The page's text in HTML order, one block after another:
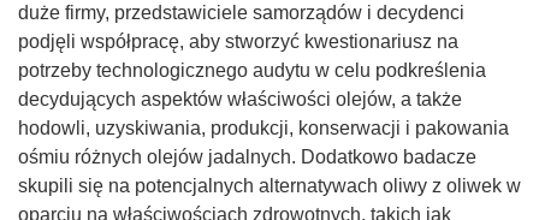
duże firmy, przedstawiciele samorządów i decydenci
podjęli współpracę, aby stworzyć kwestionariusz na
potrzeby technologicznego audytu w celu podkreślenia
decydujących aspektów właściwości olejów, a także
hodowli, uzyskiwania, produkcji, konserwacji i pakowania
ośmiu różnych olejów jadalnych. Dodatkowo badacze
skupili się na potencjalnych alternatywach oliwy z oliwek w
oparciu na właściwościach zdrowotnych, takich jak